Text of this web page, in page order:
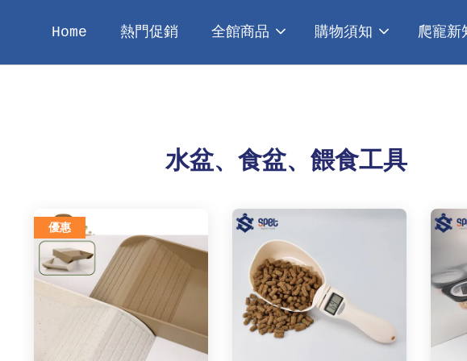
Home 熱門促銷 全館商品 購物須知 爬寵新
水盆、食盆、餵食工具
優惠